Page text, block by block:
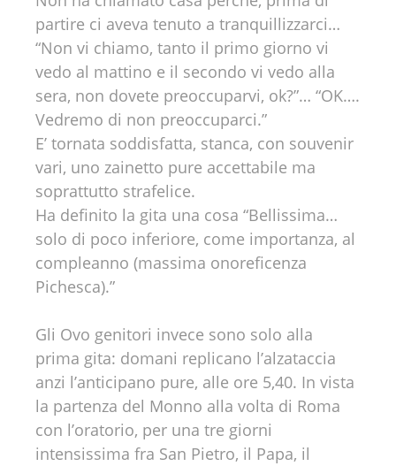
partire ci aveva tenuto a tranquillizzarci…
“Non vi chiamo, tanto il primo giorno vi
vedo al mattino e il secondo vi vedo alla
sera, non dovete preoccuparvi, ok?”… “OK….
Vedremo di non preoccuparci.”
E’ tornata soddisfatta, stanca, con souvenir
vari, uno zainetto pure accettabile ma
soprattutto strafelice.
Ha definito la gita una cosa “Bellissima…
solo di poco inferiore, come importanza, al
compleanno (massima onoreficenza
Pichesca).”
Gli Ovo genitori invece sono solo alla
prima gita: domani replicano l’alzataccia
anzi l’anticipano pure, alle ore 5,40. In vista
la partenza del Monno alla volta di Roma
con l’oratorio, per una tre giorni
intensissima fra San Pietro, il Papa, il